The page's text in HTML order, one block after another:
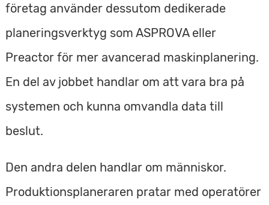
företag använder dessutom dedikerade
planeringsverktyg som ASPROVA eller
Preactor för mer avancerad maskinplanering.
En del av jobbet handlar om att vara bra på
systemen och kunna omvandla data till
beslut.
Den andra delen handlar om människor.
Produktionsplaneraren pratar med operatörer